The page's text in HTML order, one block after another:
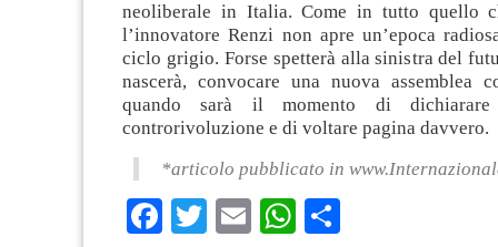
neoliberale in Italia. Come in tutto quello
l’innovatore Renzi non apre un’epoca
ciclo grigio. Forse spetterà alla sinistra del
nascerà, convocare una nuova assemblea
quando sarà il momento di
controrivoluzione e di voltare pagina davvero.
*articolo pubblicato in
Facebook
Twitter
EmailWhatsApp